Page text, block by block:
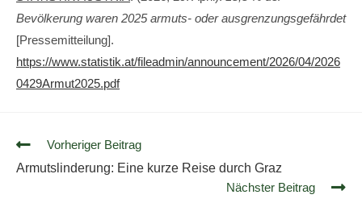
Bevölkerung waren 2025 armuts- oder ausgrenzungsgefährdet
[Pressemitteilung].
https://www.statistik.at/fileadmin/announcement/2026/04/2026
0429Armut2025.pdf
Vorheriger Beitrag
Armutslinderung: Eine kurze Reise durch Graz
Nächster Beitrag